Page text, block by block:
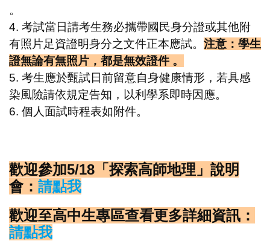
。
4. 考試當日請考生務必攜帶國民身分證或其他附
有照片足資證明身分之文件正本應試。 注意：學生
證無論有無照片，都是無效證件 。
5. 考生應於甄試日前留意自身健康情形，若具感
染風險請依規定告知，以利學系即時因應。
6. 個人面試時程表如附件。
歡迎參加5/18「探索高師地理」說明
會： 請點我
歡迎至高中生專區查看更多詳細資訊：
請點我